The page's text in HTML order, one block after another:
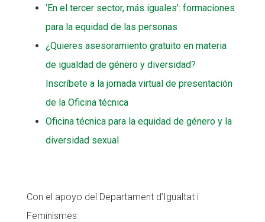
‘En el tercer sector, más iguales’: formaciones
para la equidad de las personas
¿Quieres asesoramiento gratuito en materia
de igualdad de género y diversidad?
Inscríbete a la jornada virtual de presentación
de la Oficina técnica
Oficina técnica para la equidad de género y la
diversidad sexual
Con el apoyo del Departament d’Igualtat i
Feminismes: